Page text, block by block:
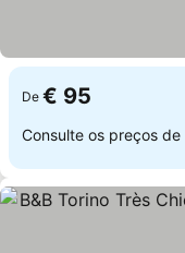
De € 95
Consulte os preços de